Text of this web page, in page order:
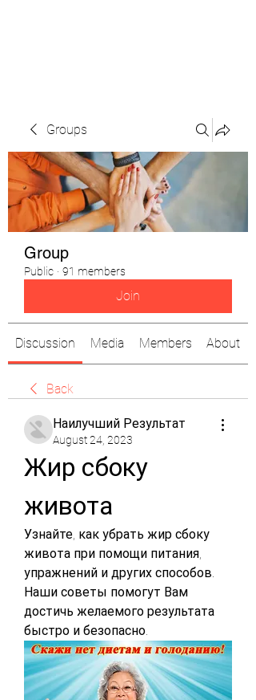
Groups
Group
Public · 91 members
Join
Discussion Media Members About
Back
Наилучший Результат
August 24, 2023
Жир сбоку
живота
Узнайте, как убрать жир сбоку
живота при помощи питания,
упражнений и других способов.
Наши советы помогут Вам
достичь желаемого результата
быстро и безопасно.